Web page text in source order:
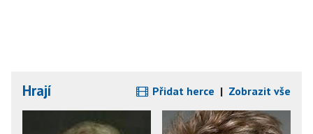
Hrají Přidat herce | Zobrazit vše